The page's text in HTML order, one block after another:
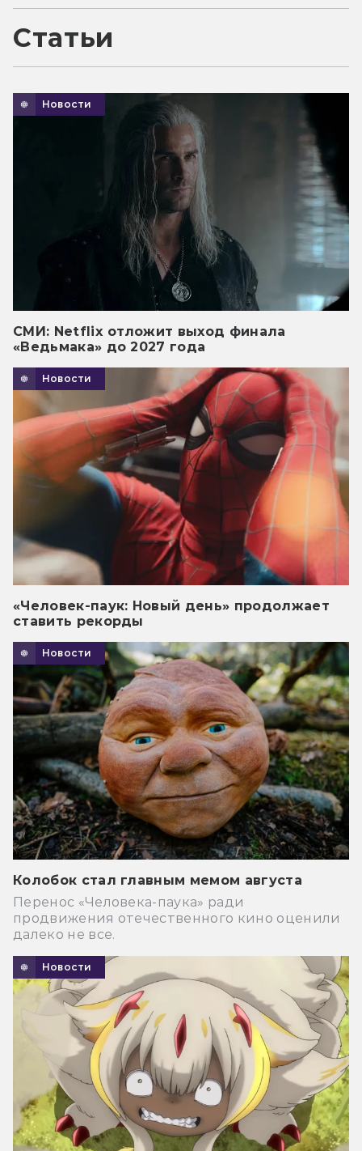
Статьи
Новости
СМИ: Netflix отложит выход финала
«Ведьмака» до 2027 года
Новости
«Человек-паук: Новый день» продолжает
ставить рекорды
Новости
Колобок стал главным мемом августа
Перенос «Человека-паука» ради
продвижения отечественного кино оценили
далеко не все.
Новости